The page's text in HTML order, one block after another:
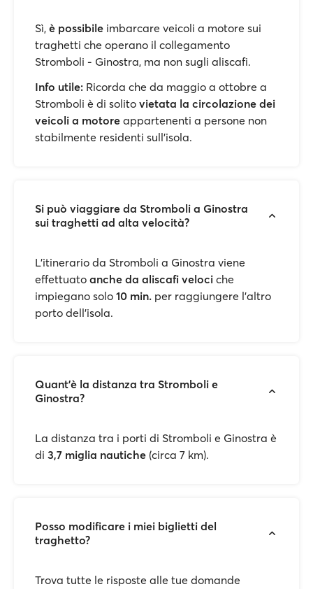
Sì, è possibile imbarcare veicoli a motore sui
traghetti che operano il collegamento
Stromboli - Ginostra, ma non sugli aliscafi.
Info utile: Ricorda che da maggio a ottobre a
Stromboli è di solito vietata la circolazione dei
veicoli a motore appartenenti a persone non
stabilmente residenti sull’isola.
Si può viaggiare da Stromboli a Ginostra
sui traghetti ad alta velocità?
L’itinerario da Stromboli a Ginostra viene
effettuato anche da aliscafi veloci che
impiegano solo 10 min. per raggiungere l’altro
porto dell’isola.
Quant'è la distanza tra Stromboli e
Ginostra?
La distanza tra i porti di Stromboli e Ginostra è
di 3,7 miglia nautiche (circa 7 km).
Posso modificare i miei biglietti del
traghetto?
Trova tutte le risposte alle tue domande